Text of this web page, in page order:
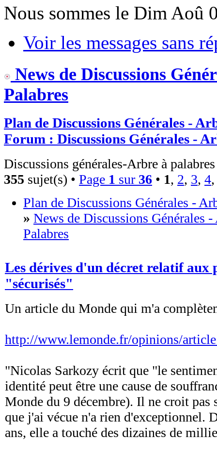
Nous sommes le Dim Aoû
Voir les messages sans
News de Discussions
Palabres
Plan de Discussions Générales -
Forum : Discussions Générales -
Discussions générales-Arbre à palabres
355 sujet(s) • Page 1 sur 36 • 1, 2, 3, 4
Plan de Discussions Générales -
» News de Discussions Générales -
Palabres
Les dérives d'un décret relatif aux
"sécurisés"
Un article du Monde qui m'a
http://www.lemonde.fr/opinions/
"Nicolas Sarkozy écrit que "le
identité peut être une cause de
Monde du 9 décembre). Il ne croit
que j'ai vécue n'a rien d'exceptionnel.
ans, elle a touché des dizaines de